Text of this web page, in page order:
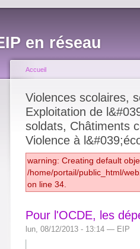
en réseau
Accueil
Violences scolaires,
Exploitation de
soldats, Châtiments
Violence à
warning: Creating default
/home/portail/public_html/
on line 34.
Pour l'OCDE, les
lun, 08/12/2013 - 13:14 — EIP